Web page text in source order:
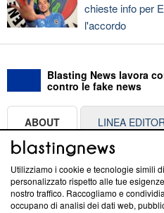
chieste info per
l'accordo
Blasting News lavora
contro le fake news
ABOUT LINEA
Questa sezione offre
News, sui nostri processi
creare news di qualità. Inoltre,
‘Trust Project - News with
Utilizziamo i cookie e tecnologie simili
personalizzato rispetto alle tue
nostro traffico. Raccogliamo e
occupano di analisi dei dati web,